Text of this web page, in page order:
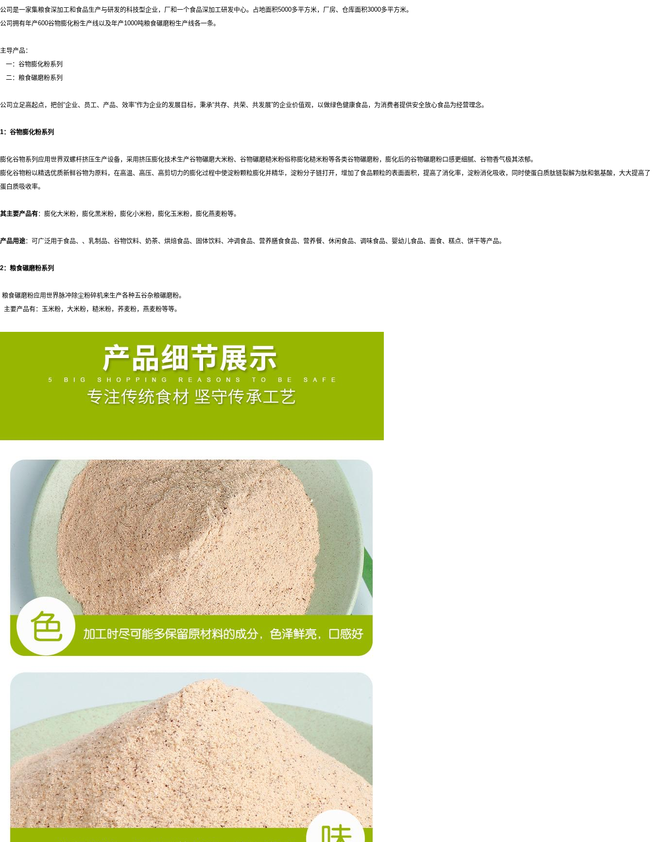
公司是一家集粮食深加工和食品生产与研发的科技型企业，厂和一个食品深加工研发中心。占地面积5000多平方米，厂房、仓库面积3000多平方米。
公司拥有年产600谷物膨化粉生产线以及年产1000吨粮食碾磨粉生产线各一条。
主导产品：
一：谷物膨化粉系列
二：粮食碾磨粉系列
公司立足高起点，把创 “企业、员工、产品、效率”作为企业的发展目标，秉承“共存、共荣、共发展”的企业价值观，以做绿色健康食品，为消费者提供安全放心食品为经营理念。
1：谷物膨化粉系列
膨化谷物系列应用世界双螺杆挤压生产设备，采用挤压膨化技术生产谷物碾磨大米粉、谷物碾磨糙米粉俗称膨化糙米粉等各类谷物碾磨粉，膨化后的谷物碾磨粉口感更细腻、谷物香气极其浓郁。
膨化谷物粉以精选优质新鲜谷物为原料，在高温、高压、高剪切力的膨化过程中使淀粉颗粒膨化并精华，淀粉分子链打开，增加了食品颗粒的表面面积，提高了消化率，淀粉消化吸收，同时使蛋白质肽链裂解为肽和氨基酸，大大提高了
蛋白质吸收率。
其主要产品有：膨化大米粉，膨化黑米粉，膨化小米粉，膨化玉米粉，膨化燕麦粉等。
产品用途：可广泛用于食品、 、乳制品、谷物饮料、奶茶、烘焙食品、固体饮料、冲调食品、营养膳食食品、营养餐、休闲食品、调味食品、婴幼儿食品、面食、糕点、饼干等产品。
2：粮食碾磨粉系列
粮食碾磨粉应用世界脉冲除尘粉碎机来生产各种五谷杂粮碾磨粉。
主要产品有：玉米粉，大米粉，糙米粉，荞麦粉，燕麦粉等等。